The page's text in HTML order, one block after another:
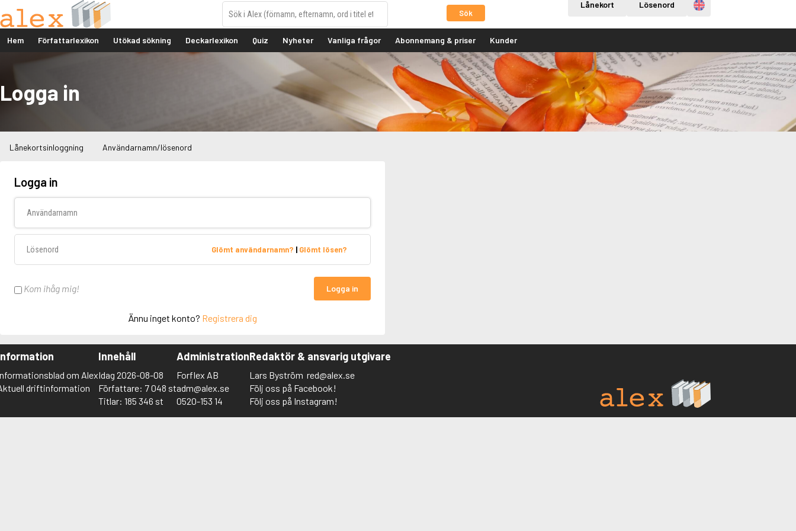
Sök
Lånekort Lösenord Engelska
Hem Författarlexikon Utökad sökning Deckarlexikon Quiz Nyheter Vanliga frågor Abonnemang & priser Kunder
Logga in
Lånekortsinloggning Användarnamn/lösenord
Logga in
Glömt användarnamn? | Glömt lösen?
Kom ihåg mig! Logga in
Ännu inget konto? Registrera dig
om Alex
driftinformation
Innehåll
Idag 2026-08-08
Författare: 7 048 st
Titlar: 185 346 st
Administration
Forflex AB
adm@alex.se
0520-153 14
Redaktör & ansvarig utgivare
Lars Byström red@alex.se
Följ oss på Facebook!
Följ oss på Instagram!